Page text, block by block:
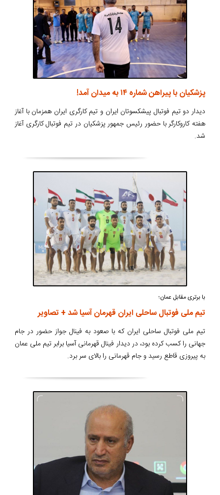
پزشکیان با پیراهن شماره ۱۴ به میدان آمد!
دیدار دو تیم فوتبال پیشکسوتان ایران و تیم کارگری ایران همزمان با آغاز
هفته کاروکارگر با حضور رئیس جمهور پزشکیان در تیم فوتبال کارگری آغاز
شد.
با برتری مقابل عمان؛
تیم ملی فوتبال ساحلی ایران قهرمان آسیا شد + تصاویر
تیم ملی فوتبال ساحلی ایران که با صعود به فینال جواز حضور در جام
جهانی را کسب کرده بود، در دیدار فینال قهرمانی آسیا برابر تیم ملی عمان
به پیروزی قاطع رسید و جام قهرمانی را بالای سر برد.